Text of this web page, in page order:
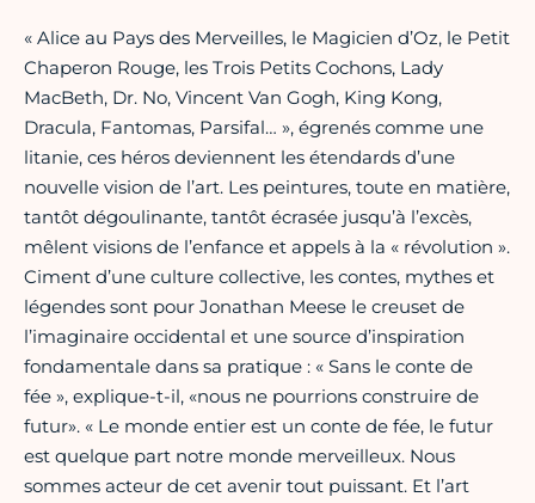
« Alice au Pays des Merveilles, le Magicien d’Oz, le Petit
Chaperon Rouge, les Trois Petits Cochons, Lady
MacBeth, Dr. No, Vincent Van Gogh, King Kong,
Dracula, Fantomas, Parsifal… », égrenés comme une
litanie, ces héros deviennent les étendards d’une
nouvelle vision de l’art. Les peintures, toute en matière,
tantôt dégoulinante, tantôt écrasée jusqu’à l’excès,
mêlent visions de l’enfance et appels à la « révolution ».
Ciment d’une culture collective, les contes, mythes et
légendes sont pour Jonathan Meese le creuset de
l’imaginaire occidental et une source d’inspiration
fondamentale dans sa pratique : « Sans le conte de
fée », explique-t-il, «nous ne pourrions construire de
futur». « Le monde entier est un conte de fée, le futur
est quelque part notre monde merveilleux. Nous
sommes acteur de cet avenir tout puissant. Et l’art